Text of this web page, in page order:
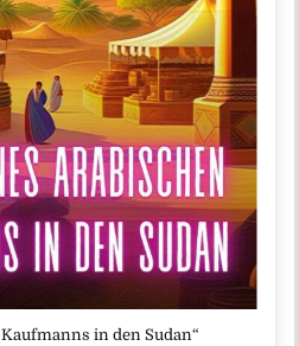
in den Sudan“